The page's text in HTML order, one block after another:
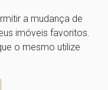
a mudança de
imóveis favoritos.
o mesmo utilize